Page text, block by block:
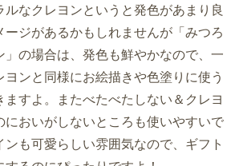
ルなクレヨンというと発色があまり良
ージがあるかもしれませんが「みつろ
」の場合は、発色も鮮やかなので、一
ヨンと同様にお絵描きや色塗りに使う
ますよ。またべたべたしない＆クレヨ
においがしないところも使いやすいで
ンも可愛らしい雰囲気なので、ギフト